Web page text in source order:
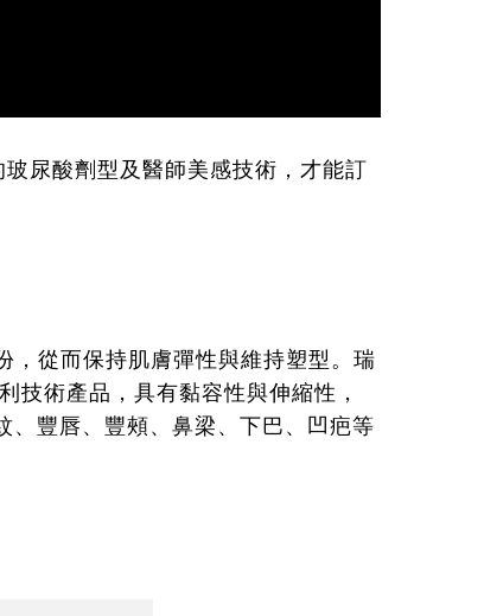
尿酸劑型及醫師美感技術，才能訂
，從而保持肌膚彈性與維持塑型。瑞
技術產品，具有黏容性與伸縮性，
、豐唇、豐頰、鼻梁、下巴、凹疤等